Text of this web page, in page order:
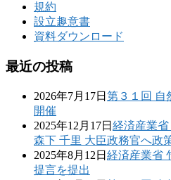
規約
設立趣意書
資料ダウンロード
最近の投稿
2026年7月17日 第３１回 自
開催
2025年12月17日 経済産業
森下 千里 大臣政務官へ政
2025年8月12日 経済産業省
提言を提出